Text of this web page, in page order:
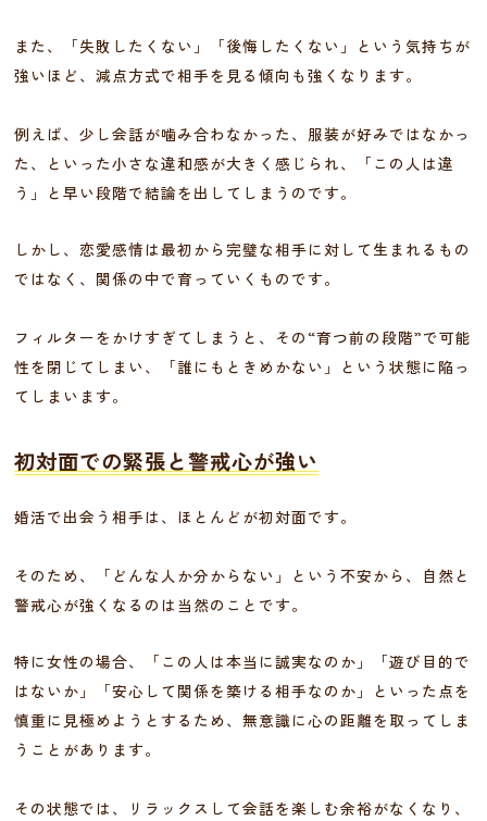
また、「失敗したくない」「後悔したくない」という気持ちが
強いほど、減点方式で相手を見る傾向も強くなります。
例えば、少し会話が噛み合わなかった、服装が好みではなかっ
た、といった小さな違和感が大きく感じられ、「この人は違
う」と早い段階で結論を出してしまうのです。
しかし、恋愛感情は最初から完璧な相手に対して生まれるもの
ではなく、関係の中で育っていくものです。
フィルターをかけすぎてしまうと、その“育つ前の段階”で可能
性を閉じてしまい、「誰にもときめかない」という状態に陥っ
てしまいます。
初対面での緊張と警戒心が強い
婚活で出会う相手は、ほとんどが初対面です。
そのため、「どんな人か分からない」という不安から、自然と
警戒心が強くなるのは当然のことです。
特に女性の場合、「この人は本当に誠実なのか」「遊び目的で
はないか」「安心して関係を築ける相手なのか」といった点を
慎重に見極めようとするため、無意識に心の距離を取ってしま
うことがあります。
その状態では、リラックスして会話を楽しむ余裕がなくなり、